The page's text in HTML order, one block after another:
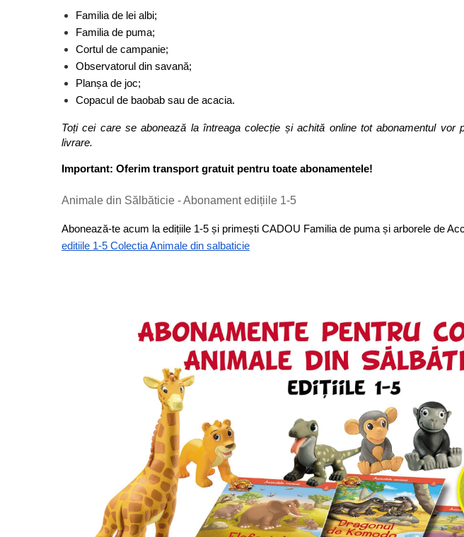
Carti pentru copii
Cărți de Crăciun
Carti dezvoltare emotionala
Carti parenting
Carti educative
Carti povesti ilustrate
Carti bebelusi
Carti de colorat
Carti de povesti
Carti si materiale pentru scoala
Familia de lei albi;
Familia de puma;
Cortul de campanie;
Observatorul din savană;
Planșa de joc;
Copacul de baobab sau de acacia.
Toți cei care se abonează la întreaga colecție și achită online tot abonamentul vor
livrare.
Important: Oferim transport gratuit pentru toate abonamentele!
Animale din Sălbăticie - Abonament edițiile 1-5
Abonează-te acum la edițiile 1-5 și primești CADOU Familia de puma și arborele de
editiile 1-5 Colectia Animale din salbaticie